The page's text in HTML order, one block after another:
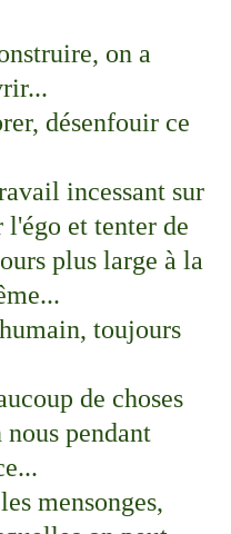
on a
désenfouir ce
incessant sur
l'égo et tenter de
plus large à la
toujours
de choses
nous pendant
mensonges,